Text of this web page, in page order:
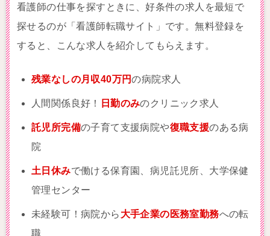
看護師の仕事を探すときに、好条件の求人を最短で
探せるのが「看護師転職サイト」です。無料登録を
すると、こんな求人を紹介してもらえます。
残業なしの月収40万円の病院求人
人間関係良好！ 日勤のみのクリニック求人
託児所完備の子育て支援病院や復職支援のある病
院
土日休みで働ける保育園、病児託児所、大学保健
管理センター
未経験可！病院から 大手企業の医務室勤務への転
職